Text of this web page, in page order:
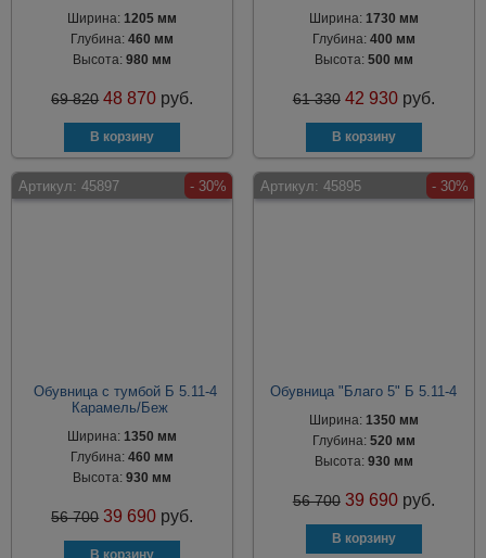
Ширина:1205 мм
Глубина:460 мм
Высота:980 мм
69 820 48 870 руб.
Ширина: 1730 мм
Глубина: 400 мм
Высота: 500 мм
61 330 42 930 руб.
Артикул: 45897 - 30%
Обувница с тумбой Б 5.11-4
Карамель/Беж
Ширина:1350 мм
Глубина:460 мм
Высота:930 мм
56 700 39 690 руб.
Артикул: 45895 - 30%
Обувница "Благо 5" Б 5.11-4
Ширина: 1350 мм
Глубина: 520 мм
Высота: 930 мм
56 700 39 690 руб.